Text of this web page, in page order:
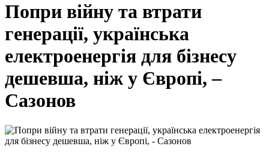
Попри війну та втрати
генерації, українська
електроенергія для бізнесу
дешевша, ніж у Європі, –
Сазонов